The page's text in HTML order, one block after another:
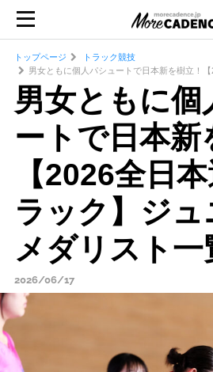
トップページ
トラック競技
男女ともに個人パシュートで日本新を樹立！
男女ともに個
ートで日本新
【2026全日
ラック】ジュ
メダリスト一
2026/06/17